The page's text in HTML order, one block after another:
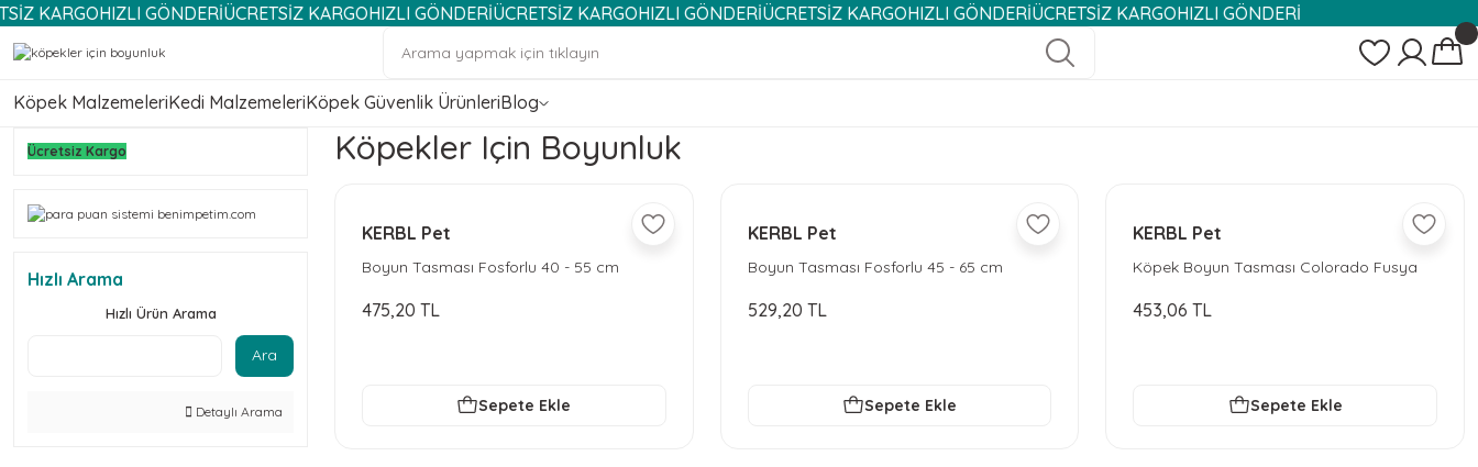
HIZLI GÖNDERİÜCRETSİZ KARGOHIZLI GÖNDERİÜCRETSİZ KARGOHIZLI GÖNDERİÜCRETSİZ KARGOHIZLI GÖNDERİÜCRETSİZ KARGOHIZLI GÖNDERİ
Köpek MalzemeleriKedi MalzemeleriKöpek Güvenlik ÜrünleriBlog
Ücretsiz Kargo
Hızlı Arama
Hızlı Ürün Arama
Ara
Detaylı Arama
Köpekler Için Boyunluk
KERBL Pet
Boyun Tasması Fosforlu 40 - 55 cm
475,20 TL
Sepete Ekle
KERBL Pet
Boyun Tasması Fosforlu 45 - 65 cm
529,20 TL
Sepete Ekle
KERBL Pet
Köpek Boyun Tasması Colorado Fusya
453,06 TL
Sepete Ekle